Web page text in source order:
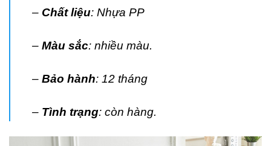
– Chất liệu: Nhựa PP
– Màu sắc: nhiều màu.
– Bảo hành: 12 tháng
– Tình trạng: còn hàng.